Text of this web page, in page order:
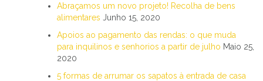
Abraçamos um novo projeto! Recolha de bens
alimentares Junho 15, 2020
Apoios ao pagamento das rendas: o que muda
para inquilinos e senhorios a partir de julho Maio 25,
2020
5 formas de arrumar os sapatos à entrada de casa